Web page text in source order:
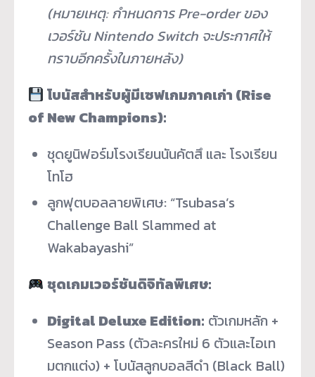
(หมายเหตุ: กำหนดการ Pre-order ของ
เวอร์ชัน Nintendo Switch จะประกาศให้
ทราบอีกครั้งในภายหลัง)
โบนัสสำหรับผู้มีเซฟเกมภาคเก่า (Rise
of New Champions):
ชุดยูนิฟอร์มโรงเรียนนันคัตสึ และ โรงเรียน
โทโฮ
ลูกฟุตบอลลายพิเศษ: “Tsubasa’s
Challenge Ball Slammed at
Wakabayashi”
ชุดเกมเวอร์ชันดิจิทัลพิเศษ:
Digital Deluxe Edition: ตัวเกมหลัก +
Season Pass (ตัวละครใหม่ 6 ตัวและไอเท
มตกแต่ง) + โบนัสลูกบอลสีดำ (Black Ball)